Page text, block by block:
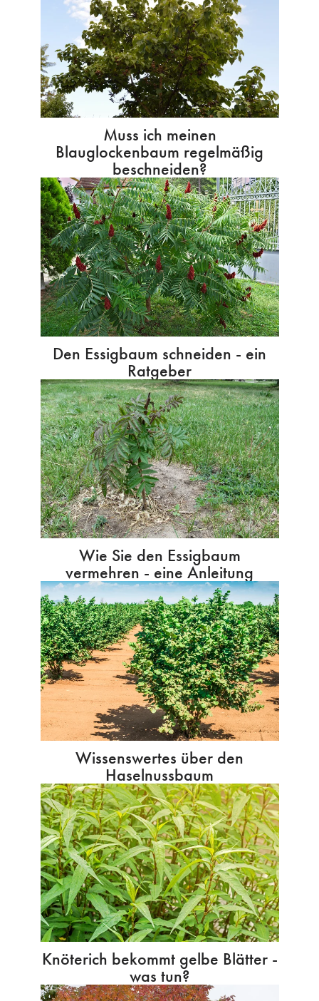
Muss ich meinen
Blauglockenbaum regelmäßig
beschneiden?
Den Essigbaum schneiden - ein
Ratgeber
Wie Sie den Essigbaum
vermehren - eine Anleitung
Wissenswertes über den
Haselnussbaum
Knöterich bekommt gelbe Blätter -
was tun?